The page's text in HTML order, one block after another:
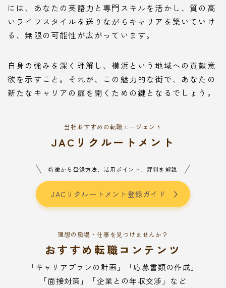
には、あなたの英語力と専門スキルを活かし、質の高
いライフスタイルを送りながらキャリアを築いていけ
る、無限の可能性が広がっています。
自身の強みを深く理解し、横浜という地域への貢献意
欲を示すこと。それが、この魅力的な街で、あなたの
新たなキャリアの扉を開くための鍵となるでしょう。
当社おすすめの転職エージェント
JACリクルートメント
特徴から登録方法、活用ポイント、評判を解説
JACリクルートメント登録ガイド
理想の職場・仕事を見つけませんか？
おすすめ転職コンテンツ
「キャリアプランの計画」「応募書類の作成」
「面接対策」「企業との年収交渉」など